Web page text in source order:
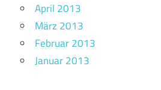
April 2013
März 2013
Februar 2013
Januar 2013